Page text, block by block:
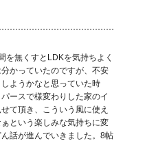
を無くすとLDKを気持ちよく
かっていたのですが、不安
ようかなと思っていた時
ースで様変わりした家のイ
て頂き、こういう風に使え
という楽しみな気持ちに変
話が進んでいきました。8帖